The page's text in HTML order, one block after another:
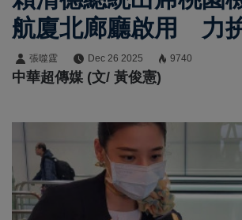
航廈北廊廳啟用 力
如期如質完工、帶動
持續成長
張噬霆 Dec 26 2025 9740
中華超傳媒 (文/ 黃俊憲)